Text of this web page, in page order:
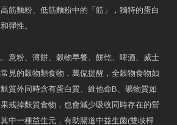
筋麵粉、低筋麵粉中的「筋」，獨特的蛋白
彈性。
意粉、薄餅、穀物早餐、餅乾、啤酒、威士
見的穀物類食物，萬侃提醒，全穀物食物如
質外同時含有蛋白質、維他命B、礦物質如
戒掉麩質食物，也會減少吸收同時存在的營
中一種益生元，有助腸道中益生菌(雙歧桿